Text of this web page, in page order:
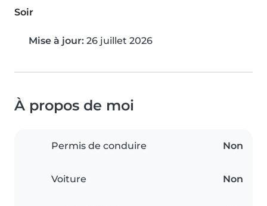
Soir
Mise à jour: 26 juillet 2026
À propos de moi
Permis de conduire Non
Voiture Non